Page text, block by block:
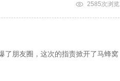
2585次浏览
了朋友圈，这次的指责掀开了马蜂窝